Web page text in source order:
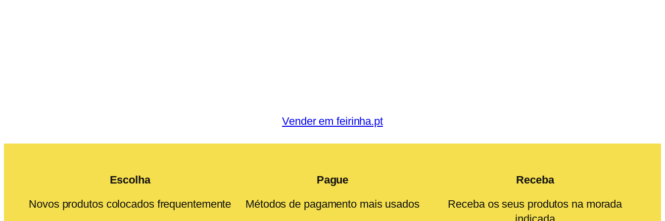
Vender em feirinha.pt
Escolha
Novos produtos colocados frequentemente
Pague
Métodos de pagamento mais usados
Receba
Receba os seus produtos na morada